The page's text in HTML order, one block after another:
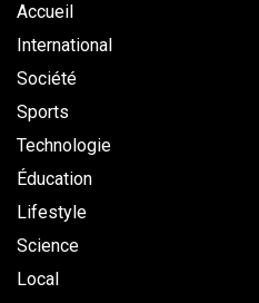
Accueil
International
Société
Sports
Technologie
Éducation
Lifestyle
Science
Local